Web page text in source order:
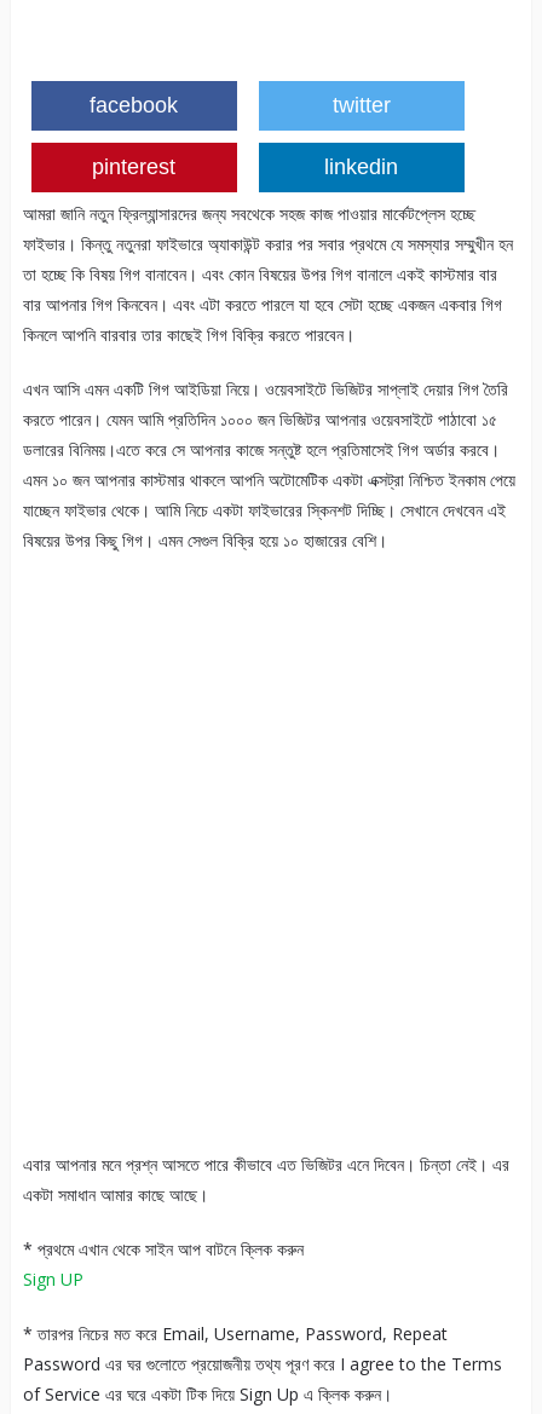
facebook twitter
pinterest linkedin
আমরা জানি নতুন ফ্রিল্যান্সারদের জন্য সবথেকে সহজ কাজ পাওয়ার মার্কেটপ্লেস হচ্ছে
ফাইভার। কিন্তু নতুনরা ফাইভারে অ্যাকাউন্ট করার পর সবার প্রথমে যে সমস্যার সম্মুখীন হন
তা হচ্ছে কি বিষয় গিগ বানাবেন। এবং কোন বিষয়ের উপর গিগ বানালে একই কাস্টমার বার
বার আপনার গিগ কিনবেন। এবং এটা করতে পারলে যা হবে সেটা হচ্ছে একজন একবার গিগ
কিনলে আপনি বারবার তার কাছেই গিগ বিক্রি করতে পারবেন।
এখন আসি এমন একটি গিগ আইডিয়া নিয়ে। ওয়েবসাইটে ভিজিটর সাপ্লাই দেয়ার গিগ তৈরি
করতে পারেন। যেমন আমি প্রতিদিন ১০০০ জন ভিজিটর আপনার ওয়েবসাইটে পাঠাবো ১৫
ডলারের বিনিময়।এতে করে সে আপনার কাজে সন্তুষ্ট হলে প্রতিমাসেই গিগ অর্ডার করবে।
এমন ১০ জন আপনার কাস্টমার থাকলে আপনি অটোমেটিক একটা এক্সট্রা নিশ্চিত ইনকাম পেয়ে
যাচ্ছেন ফাইভার থেকে। আমি নিচে একটা ফাইভারের স্কিনশট দিচ্ছি। সেখানে দেখবেন এই
বিষয়ের উপর কিছু গিগ। এমন সেগুল বিক্রি হয়ে ১০ হাজারের বেশি।
এবার আপনার মনে প্রশ্ন আসতে পারে কীভাবে এত ভিজিটর এনে দিবেন। চিন্তা নেই। এর
একটা সমাধান আমার কাছে আছে।
* প্রথমে এখান থেকে সাইন আপ বাটনে ক্লিক করুন
Sign UP
* তারপর নিচের মত করে Email, Username, Password, Repeat
Password এর ঘর গুলোতে প্রয়োজনীয় তথ্য পূরণ করে I agree to the Terms
of Service এর ঘরে একটা টিক দিয়ে Sign Up এ ক্লিক করুন।